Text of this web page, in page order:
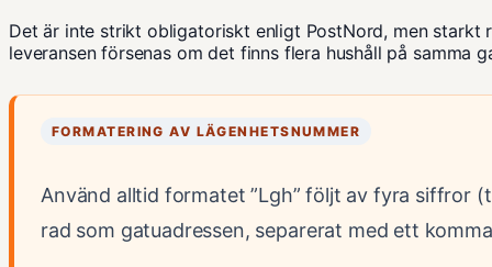
Det är inte strikt obligatoriskt enligt PostNord, men starkt
leveransen försenas om det finns flera hushåll på samma
FORMATERING AV LÄGENHETSNUMMER
Använd alltid formatet ”Lgh” följt av fyra siffror
rad som gatuadressen, separerat med ett